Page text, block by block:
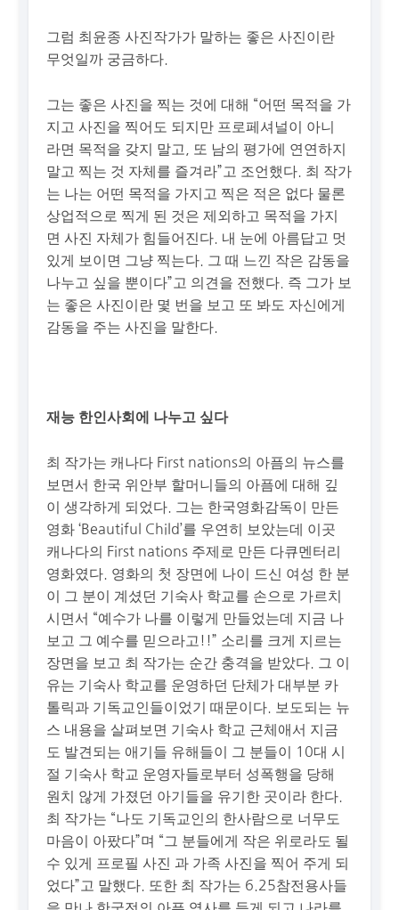
그럼 최윤종 사진작가가 말하는 좋은 사진이란
무엇일까 궁금하다.
그는 좋은 사진을 찍는 것에 대해 “어떤 목적을 가
지고 사진을 찍어도 되지만 프로페셔널이 아니
라면 목적을 갖지 말고, 또 남의 평가에 연연하지
말고 찍는 것 자체를 즐겨라”고 조언했다. 최 작가
는 나는 어떤 목적을 가지고 찍은 적은 없다 물론
상업적으로 찍게 된 것은 제외하고 목적을 가지
면 사진 자체가 힘들어진다. 내 눈에 아름답고 멋
있게 보이면 그냥 찍는다. 그 때 느낀 작은 감동을
나누고 싶을 뿐이다”고 의견을 전했다. 즉 그가 보
는 좋은 사진이란 몇 번을 보고 또 봐도 자신에게
감동을 주는 사진을 말한다.
재능 한인사회에 나누고 싶다
최 작가는 캐나다 First nations의 아픔의 뉴스를
보면서 한국 위안부 할머니들의 아픔에 대해 깊
이 생각하게 되었다. 그는 한국영화감독이 만든
영화 ‘Beautiful Child’를 우연히 보았는데 이곳
캐나다의 First nations 주제로 만든 다큐멘터리
영화였다. 영화의 첫 장면에 나이 드신 여성 한 분
이 그 분이 계셨던 기숙사 학교를 손으로 가르치
시면서 “예수가 나를 이렇게 만들었는데 지금 나
보고 그 예수를 믿으라고!!” 소리를 크게 지르는
장면을 보고 최 작가는 순간 충격을 받았다. 그 이
유는 기숙사 학교를 운영하던 단체가 대부분 카
톨릭과 기독교인들이었기 때문이다. 보도되는 뉴
스 내용을 살펴보면 기숙사 학교 근체애서 지금
도 발견되는 애기들 유해들이 그 분들이 10대 시
절 기숙사 학교 운영자들로부터 성폭행을 당해
원치 않게 가졌던 아기들을 유기한 곳이라 한다.
최 작가는 “나도 기독교인의 한사람으로 너무도
마음이 아팠다”며 “그 분들에게 작은 위로라도 될
수 있게 프로필 사진 과 가족 사진을 찍어 주게 되
었다”고 말했다. 또한 최 작가는 6.25참전용사들
을 만나 한국전의 아픈 역사를 듣게 되고 나라를